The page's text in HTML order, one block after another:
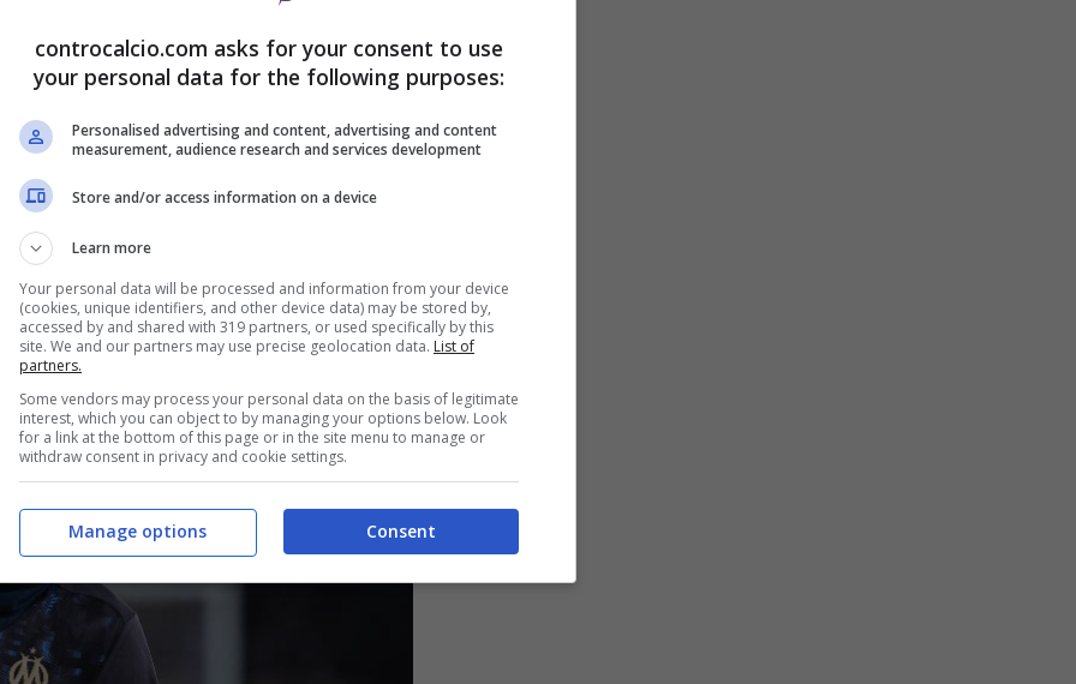
un altro centrocampista
, un punto è stato fatto d Damiano “Er Faina” in
secondo canale sportivo più visto al mondo della
ampio nella sua analisi riguardante sia
focus su difesa e centrocampo.
controcalcio.com asks for your consent to use
your personal data for the following purposes:
Personalised advertising and content, advertising and content
measurement, audience research and services development
Store and/or access information on a device
Learn more
Your personal data will be processed and information from your device
(cookies, unique identifiers, and other device data) may be stored by,
accessed by and shared with 319 partners, or used specifically by this
site. We and our partners may use precise geolocation data. List of
partners.
Some vendors may process your personal data on the basis of legitimate
interest, which you can object to by managing your options below. Look
for a link at the bottom of this page or in the site menu to manage or
withdraw consent in privacy and cookie settings.
Consent
Manage options